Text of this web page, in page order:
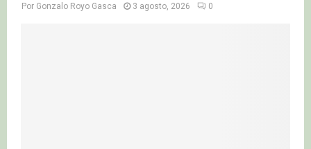
Por Gonzalo Royo Gasca 3 agosto, 2026 0